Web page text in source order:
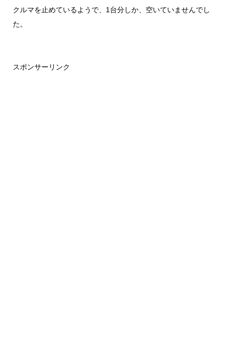
クルマを止めているようで、1台分しか、空いていませんでし
た。
スポンサーリンク